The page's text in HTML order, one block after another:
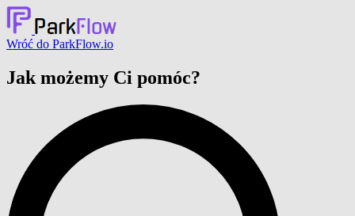
Wróć do ParkFlow.io
Jak możemy Ci pomóc?